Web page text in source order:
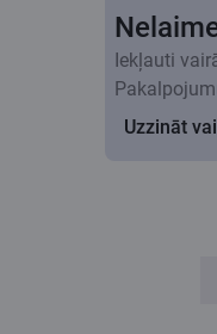
Iekļauti
Uzzināt